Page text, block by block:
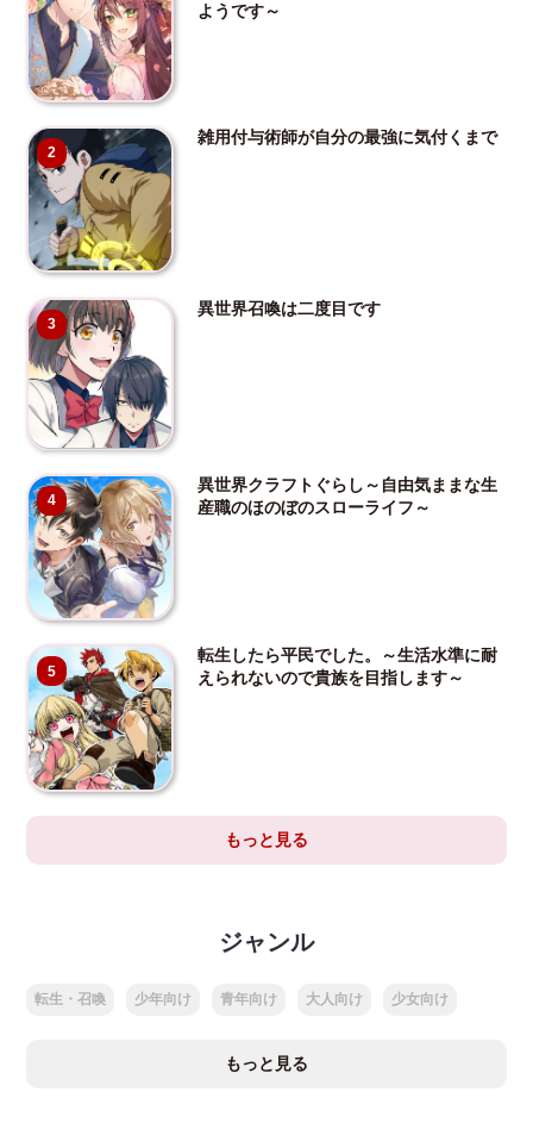
ようです～
2
雑用付与術師が自分の最強に気付くまで
3
異世界召喚は二度目です
4
異世界クラフトぐらし～自由気ままな生
産職のほのぼのスローライフ～
5
転生したら平民でした。～生活水準に耐
えられないので貴族を目指します～
もっと見る
ジャンル
転生・召喚 少年向け 青年向け 大人向け 少女向け
もっと見る